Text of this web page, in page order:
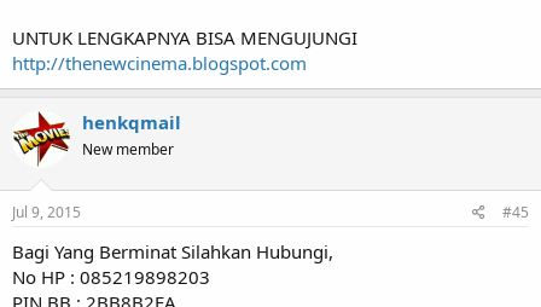
UNTUK LENGKAPNYA BISA MENGUJUNGI
http://thenewcinema.blogspot.com
henkqmail
New member
Jul 9, 2015 #45
Bagi Yang Berminat Silahkan Hubungi,
No HP : 085219898203
PIN BB : 2BB8B2FA